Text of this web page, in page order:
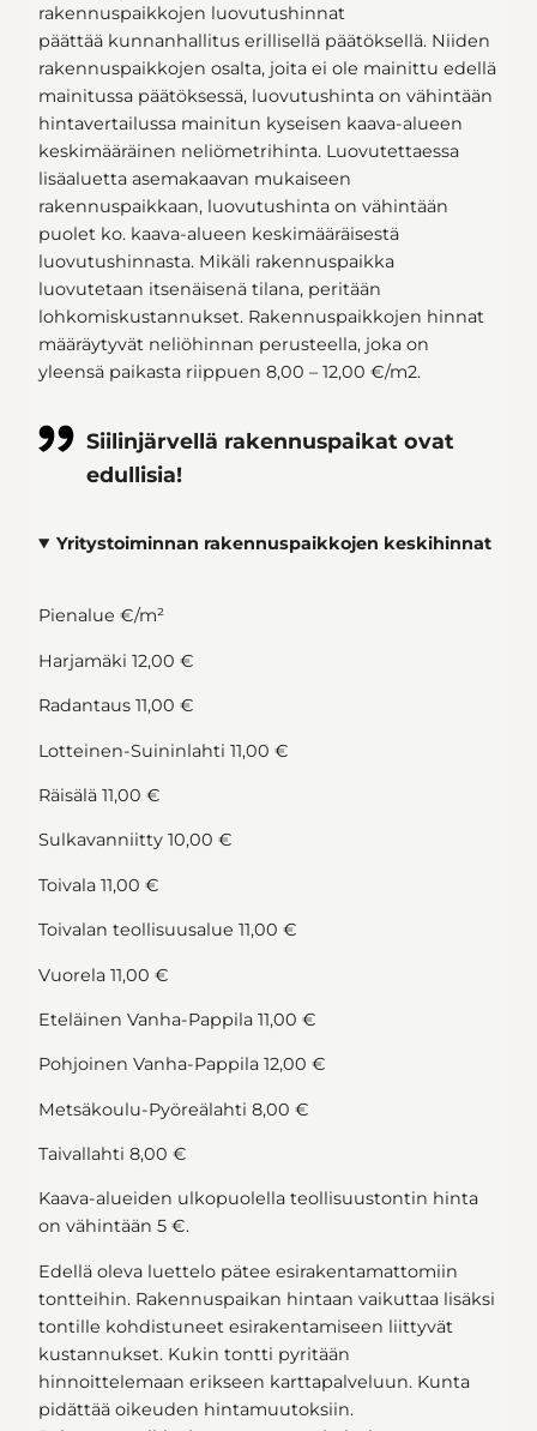
rakennuspaikkojen luovutushinnat
päättää kunnanhallitus erillisellä päätöksellä. Niiden
rakennuspaikkojen osalta, joita ei ole mainittu edellä
mainitussa päätöksessä, luovutushinta on vähintään
hintavertailussa mainitun kyseisen kaava-alueen
keskimääräinen neliömetrihinta. Luovutettaessa
lisäaluetta asemakaavan mukaiseen
rakennuspaikkaan, luovutushinta on vähintään
puolet ko. kaava-alueen keskimääräisestä
luovutushinnasta. Mikäli rakennuspaikka
luovutetaan itsenäisenä tilana, peritään
lohkomiskustannukset. Rakennuspaikkojen hinnat
määräytyvät neliöhinnan perusteella, joka on
yleensä paikasta riippuen 8,00 – 12,00 €/m2.
Siilinjärvellä rakennuspaikat ovat
edullisia!
Yritystoiminnan rakennuspaikkojen keskihinnat
Pienalue €/m²
Harjamäki 12,00 €
Radantaus 11,00 €
Lotteinen-Suininlahti 11,00 €
Räisälä 11,00 €
Sulkavanniitty 10,00 €
Toivala 11,00 €
Toivalan teollisuusalue 11,00 €
Vuorela 11,00 €
Eteläinen Vanha-Pappila 11,00 €
Pohjoinen Vanha-Pappila 12,00 €
Metsäkoulu-Pyöreälahti 8,00 €
Taivallahti 8,00 €
Kaava-alueiden ulkopuolella teollisuustontin hinta
on vähintään 5 €.
Edellä oleva luettelo pätee esirakentamattomiin
tontteihin. Rakennuspaikan hintaan vaikuttaa lisäksi
tontille kohdistuneet esirakentamiseen liittyvät
kustannukset. Kukin tontti pyritään
hinnoittelemaan erikseen karttapalveluun. Kunta
pidättää oikeuden hintamuutoksiin.